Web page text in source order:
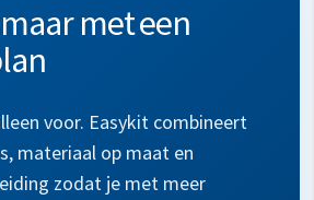
met een
voor. Easykit combineert
materiaal op maat en
zodat je met meer